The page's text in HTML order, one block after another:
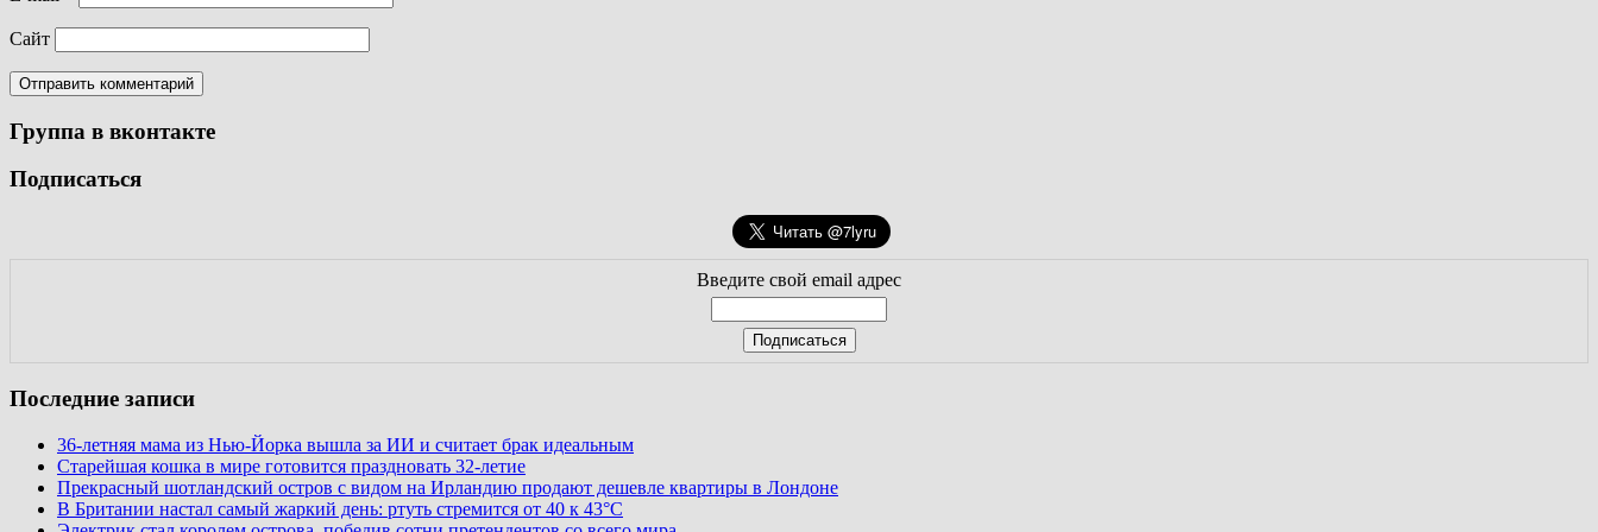
Сайт
Группа в вконтакте
Подписаться
Введите свой email адрес
Последние записи
36-летняя мама из Нью-Йорка вышла за ИИ и считает брак идеальным
Старейшая кошка в мире готовится праздновать 32-летие
Прекрасный шотландский остров с видом на Ирландию продают дешевле квартиры в Лондоне
В Британии настал самый жаркий день: ртуть стремится от 40 к 43°C